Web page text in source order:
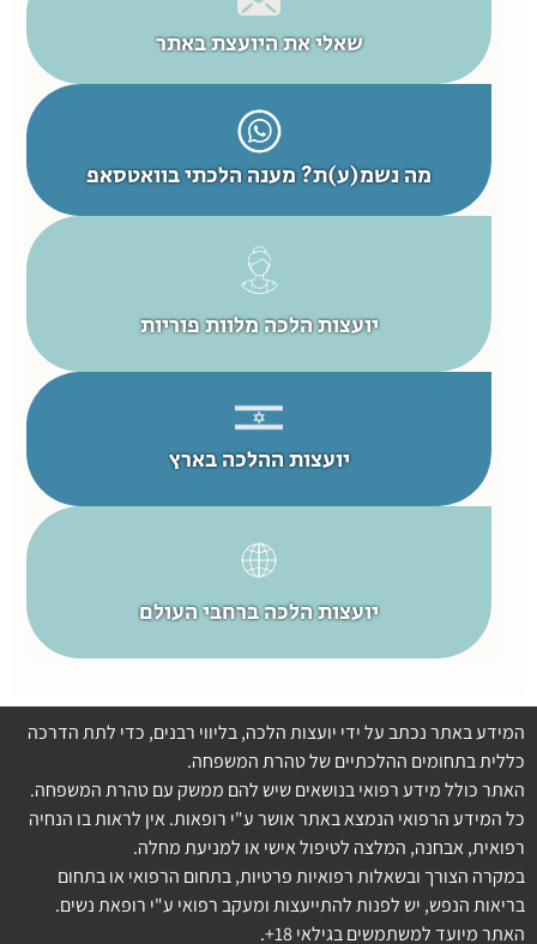
שאלי את היועצת באתר
מה נשמ(ע)ת? מענה הלכתי בוואטסאפ
יועצות הלכה מלוות פוריות
יועצות ההלכה בארץ
יועצות הלכה ברחבי העולם
המידע באתר נכתב על ידי יועצות הלכה, בליווי רבנים, כדי לתת הדרכה
כללית בתחומים ההלכתיים של טהרת המשפחה.
האתר כולל מידע רפואי בנושאים שיש להם ממשק עם טהרת המשפחה.
כל המידע הרפואי הנמצא באתר אושר ע"י רופאות. אין לראות בו הנחיה
רפואית, אבחנה, המלצה לטיפול אישי או למניעת מחלה.
במקרה הצורך ובשאלות רפואיות פרטיות, בתחום הרפואי או בתחום
בריאות הנפש, יש לפנות להתייעצות ומעקב רפואי ע"י רופאת נשים.
האתר מיועד למשתמשים בגילאי 18+.